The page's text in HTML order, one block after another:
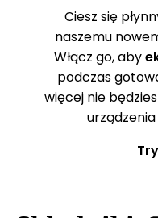
Ciesz się
naszemu
Włącz go, aby
podczas
więcej nie